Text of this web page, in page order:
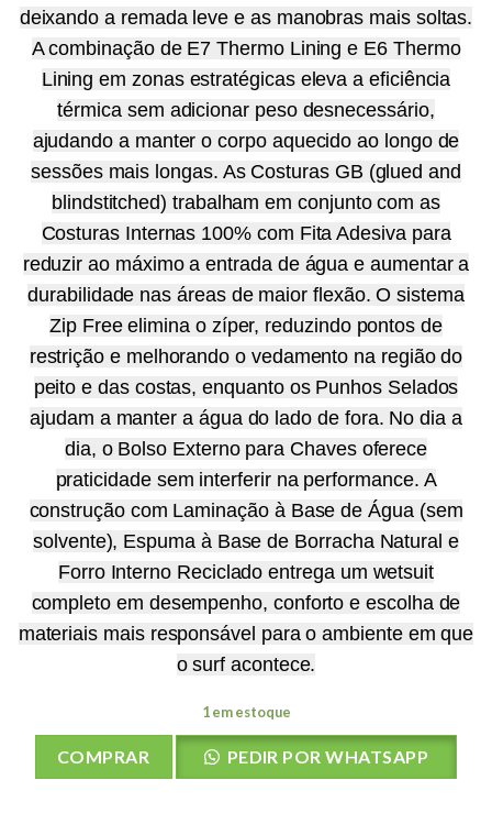
deixando a remada leve e as manobras mais soltas.
A combinação de E7 Thermo Lining e E6 Thermo
Lining em zonas estratégicas eleva a eficiência
térmica sem adicionar peso desnecessário,
ajudando a manter o corpo aquecido ao longo de
sessões mais longas. As Costuras GB (glued and
blindstitched) trabalham em conjunto com as
Costuras Internas 100% com Fita Adesiva para
reduzir ao máximo a entrada de água e aumentar a
durabilidade nas áreas de maior flexão. O sistema
Zip Free elimina o zíper, reduzindo pontos de
restrição e melhorando o vedamento na região do
peito e das costas, enquanto os Punhos Selados
ajudam a manter a água do lado de fora. No dia a
dia, o Bolso Externo para Chaves oferece
praticidade sem interferir na performance. A
construção com Laminação à Base de Água (sem
solvente), Espuma à Base de Borracha Natural e
Forro Interno Reciclado entrega um wetsuit
completo em desempenho, conforto e escolha de
materiais mais responsável para o ambiente em que
o surf acontece.
1 em estoque
COMPRAR PEDIR POR WHATSAPP